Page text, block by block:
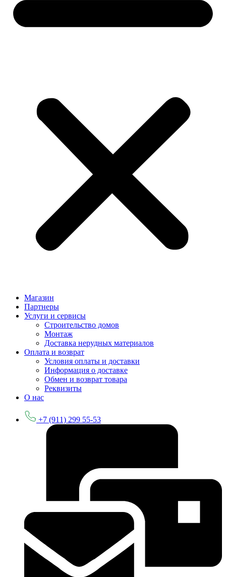
Магазин
Партнеры
Услуги и сервисы
Строительство домов
Монтаж
Доставка нерудных материалов
Оплата и возврат
Условия оплаты и доставки
Информация о доставке
Обмен и возврат товара
Реквизиты
О нас
+7 (911) 299 55-53